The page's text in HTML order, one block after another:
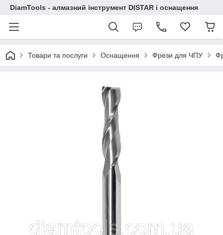
DiamTools - алмазний інструмент DISTAR і оснащення
Товари та послуги Оснащення Фрези для ЧПУ